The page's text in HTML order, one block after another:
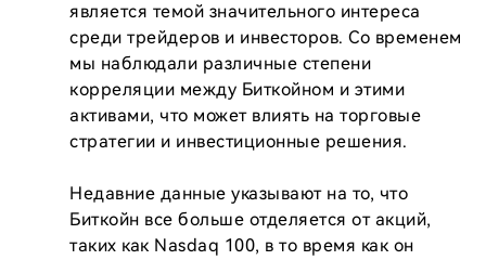
является темой значительного интереса
среди трейдеров и инвесторов. Со временем
мы наблюдали различные степени
корреляции между Биткойном и этими
активами, что может влиять на торговые
стратегии и инвестиционные решения.
Недавние данные указывают на то, что
Биткойн все больше отделяется от акций,
таких как Nasdaq 100, в то время как он